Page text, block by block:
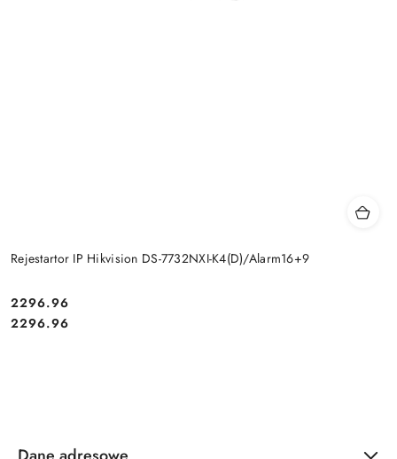
Rejestartor IP Hikvision DS-7732NXI-K4(D)/Alarm16+9
Cena:
2296.96
Cena:
2296.96